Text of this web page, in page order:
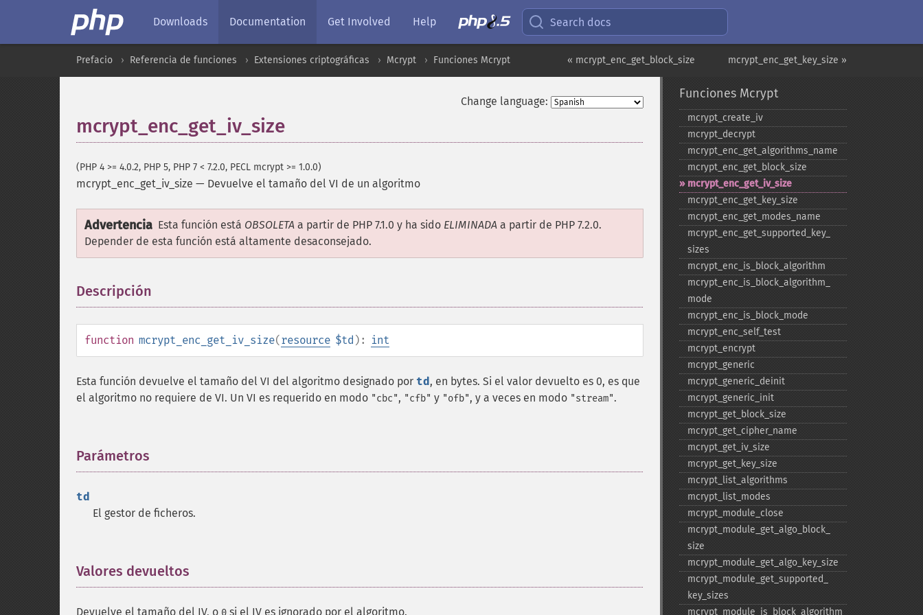
Downloads Documentation Get Involved Help Search docs
mcrypt_enc_get_key_size »
« mcrypt_enc_get_block_size
Prefacio Referencia de funciones Extensiones criptográficas Mcrypt Funciones Mcrypt
Change language:
mcrypt_enc_get_iv_size
(PHP 4 >= 4.0.2, PHP 5, PHP 7 < 7.2.0, PECL mcrypt >= 1.0.0)
mcrypt_enc_get_iv_size — Devuelve el tamaño del VI de un algoritmo
Advertencia Esta función está OBSOLETA a partir de PHP 7.1.0 y ha sido ELIMINADA a partir de PHP 7.2.0.
Depender de esta función está altamente desaconsejado.
Descripción
function mcrypt_enc_get_iv_size(resource $td ): int
Esta función devuelve el tamaño del VI del algoritmo designado por td, en bytes. Si el valor devuelto es 0, es que
el algoritmo no requiere de VI. Un VI es requerido en modo "cbc", "cfb" y "ofb", y a veces en modo "stream".
Parámetros
td
El gestor de ficheros.
Valores devueltos
Devuelve el tamaño del IV, o 0 si el IV es ignorado por el algoritmo.
Funciones Mcrypt
mcrypt_​create_​iv
mcrypt_​decrypt
mcrypt_​enc_​get_​algorithms_​name
mcrypt_​enc_​get_​block_​size
mcrypt_​enc_​get_​iv_​size
mcrypt_​enc_​get_​key_​size
mcrypt_​enc_​get_​modes_​name
mcrypt_​enc_​get_​supported_​key_​
sizes
mcrypt_​enc_​is_​block_​algorithm
mcrypt_​enc_​is_​block_​algorithm_​
mode
mcrypt_​enc_​is_​block_​mode
mcrypt_​enc_​self_​test
mcrypt_​encrypt
mcrypt_​generic
mcrypt_​generic_​deinit
mcrypt_​generic_​init
mcrypt_​get_​block_​size
mcrypt_​get_​cipher_​name
mcrypt_​get_​iv_​size
mcrypt_​get_​key_​size
mcrypt_​list_​algorithms
mcrypt_​list_​modes
mcrypt_​module_​close
mcrypt_​module_​get_​algo_​block_​
size
mcrypt_​module_​get_​algo_​key_​size
mcrypt_​module_​get_​supported_​
key_​sizes
mcrypt_​module_​is_​block_​algorithm